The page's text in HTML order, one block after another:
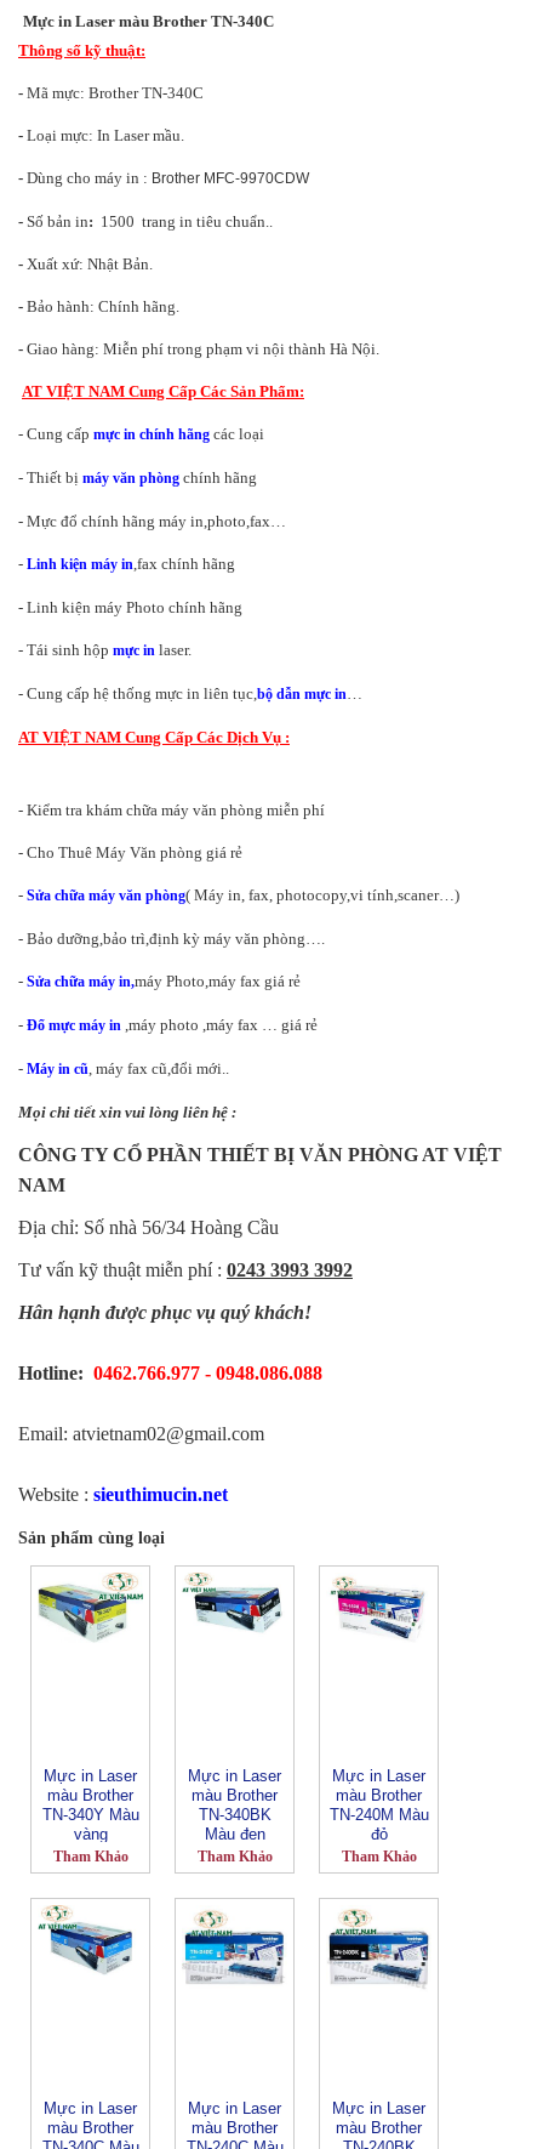
Mực in Laser màu Brother TN-340C
Thông số kỹ thuật:
- Mã mực: Brother TN-340C
- Loại mực: In Laser mầu.
- Dùng cho máy in : Brother MFC-9970CDW
- Số bản in: 1500 trang in tiêu chuẩn..
- Xuất xứ: Nhật Bản.
- Bảo hành: Chính hãng.
- Giao hàng: Miễn phí trong phạm vi nội thành Hà Nội.
AT VIỆT NAM Cung Cấp Các Sản Phẩm:
- Cung cấp mực in chính hãng các loại
- Thiết bị máy văn phòng chính hãng
- Mực đổ chính hãng máy in,photo,fax…
- Linh kiện máy in,fax chính hãng
- Linh kiện máy Photo chính hãng
- Tái sinh hộp mực in laser.
- Cung cấp hệ thống mực in liên tục,bộ dẫn mực in…
AT VIỆT NAM Cung Cấp Các Dịch Vụ :
- Kiểm tra khám chữa máy văn phòng miễn phí
- Cho Thuê Máy Văn phòng giá rẻ
- Sửa chữa máy văn phòng( Máy in, fax, photocopy,vi tính,scaner…)
- Bảo dưỡng,bảo trì,định kỳ máy văn phòng….
- Sửa chữa máy in,máy Photo,máy fax giá rẻ
- Đổ mực máy in ,máy photo ,máy fax … giá rẻ
- Máy in cũ, máy fax cũ,đổi mới..
Mọi chi tiết xin vui lòng liên hệ :
CÔNG TY CỔ PHẦN THIẾT BỊ VĂN PHÒNG AT VIỆT
NAM
Địa chỉ: Số nhà 56/34 Hoàng Cầu
Tư vấn kỹ thuật miễn phí : 0243 3993 3992
Hân hạnh được phục vụ quý khách!
Hotline: 0462.766.977 - 0948.086.088
Email: atvietnam02@gmail.com
Website : sieuthimucin.net
Sản phẩm cùng loại
Mực in Laser
màu Brother
TN-340Y Màu
vàng
Tham Khảo
Mực in Laser
màu Brother
TN-340BK
Màu đen
Tham Khảo
Mực in Laser
màu Brother
TN-240M Màu
đỏ
Tham Khảo
Mực in Laser
màu Brother
Mực in Laser
màu Brother
Mực in Laser
màu Brother